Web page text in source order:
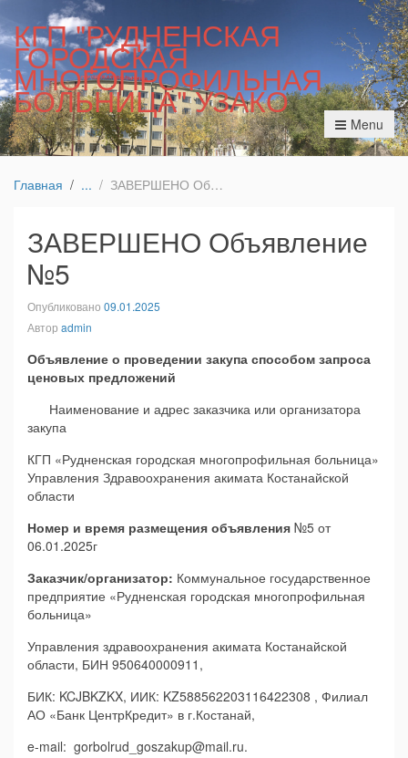
КГП "РУДНЕНСКАЯ
ГОРОДСКАЯ
МНОГОПРОФИЛЬНАЯ
БОЛЬНИЦА" УЗАКО
Menu
Главная ЗАВЕРШЕНО Объявление №5
ЗАВЕРШЕНО Объявление
№5
Опубликовано 09.01.2025
Автор admin
Объявление о проведении закупа способом запроса
ценовых предложений
Наименование и адрес заказчика или организатора
закупа
КГП «Рудненская городская многопрофильная больница»
Управления Здравоохранения акимата Костанайской
области
Номер и время размещения объявления №5 от
06.01.2025г
Заказчик/организатор: Коммунальное государственное
предприятие «Рудненская городская многопрофильная
больница»
Управления здравоохранения акимата Костанайской
области, БИН 950640000911,
БИК: KCJBKZKX, ИИК: KZ588562203116422308 , Филиал
АО «Банк ЦентрКредит» в г.Костанай,
e-mail: gorbolrud_goszakup@mail.ru.